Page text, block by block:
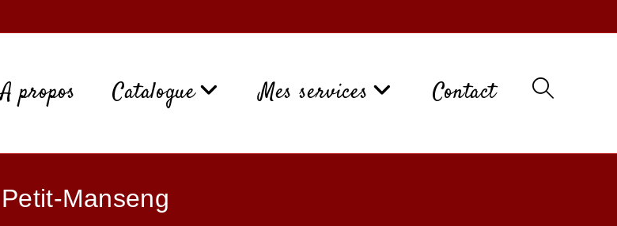
A propos Catalogue Mes services Contact
Petit-Manseng